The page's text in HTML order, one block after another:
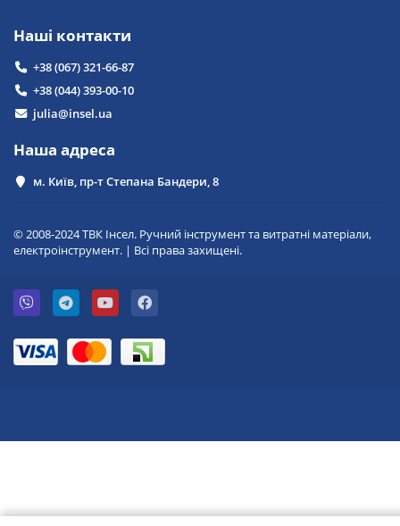
Наші контакти
+38 (067) 321-66-87
+38 (044) 393-00-10
julia@insel.ua
Наша адреса
м. Київ, пр-т Степана Бандери, 8
© 2008-2024 ТВК Інсел. Ручний інструмент та витратні матеріали,
електроінструмент. | Всі права захищені.